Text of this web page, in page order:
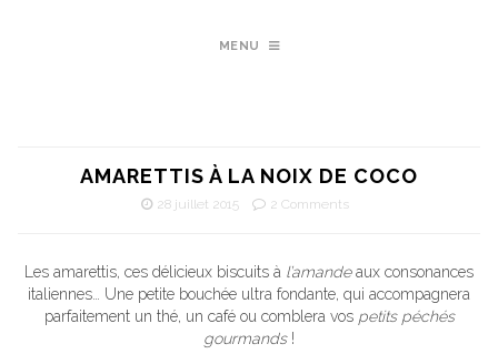
MENU
AMARETTIS À LA NOIX DE COCO
28 juillet 2015 2 Comments
Les amarettis, ces délicieux biscuits à l’amandeaux consonances
italiennes… Une petite bouchée ultra fondante, qui accompagnera
parfaitement un thé, un café ou comblera vos petits péchés
gourmands!